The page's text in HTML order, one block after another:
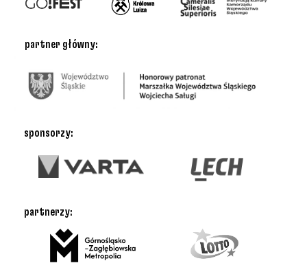
partner główny:
sponsorzy:
partnerzy: